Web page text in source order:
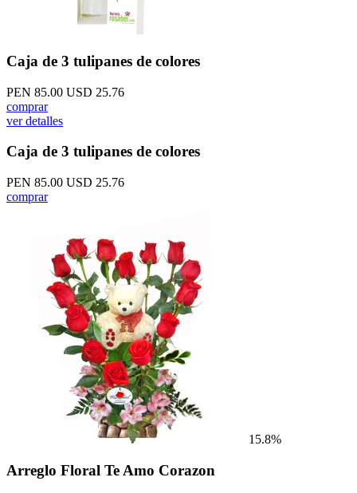
Caja de 3 tulipanes de colores
PEN 85.00 USD 25.76
comprar
ver detalles
Caja de 3 tulipanes de colores
PEN 85.00 USD 25.76
comprar
15.8%
Arreglo Floral Te Amo Corazon